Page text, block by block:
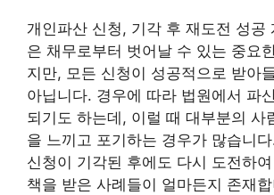
개인파산 신청, 기각 후 재도전 성공
은 채무로부터 벗어날 수 있는 중요
지만, 모든 신청이 성공적으로 받아
아닙니다. 경우에 따라 법원에서 파
되기도 하는데, 이럴 때 대부분의 사
을 느끼고 포기하는 경우가 많습니
신청이 기각된 후에도 다시 도전하
책을 받은 사례들이 얼마든지 존재